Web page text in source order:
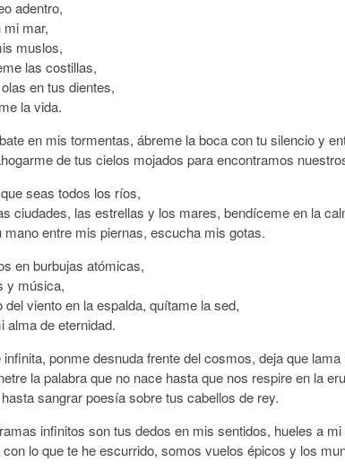
adentro,
mi mar,
muslos,
las costillas,
en tus dientes,
la vida.
en mis tormentas, ábreme la boca con tu silencio y
de tus cielos mojados para encontramos
seas todos los ríos,
ciudades, las estrellas y los mares, bendíceme en la
mano entre mis piernas, escucha mis gotas.
en burbujas atómicas,
y música,
del viento en la espalda, quítame la sed,
alma de eternidad.
infinita, ponme desnuda frente del cosmos, deja que
la palabra que no nace hasta que nos respire en la
sangrar poesía sobre tus cabellos de rey.
infinitos son tus dedos en mis sentidos, hueles a
con lo que te he escurrido, somos vuelos épicos y los